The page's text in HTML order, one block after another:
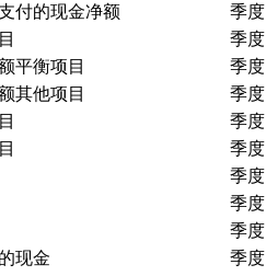
付的现金净额
季度
季度
平衡项目
季度
其他项目
季度
季度
季度
季度
季度
季度
现金
季度